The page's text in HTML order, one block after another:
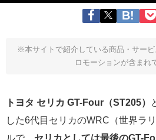
※本サイトで紹介している商品・サー
ロモーションが含まれ
トヨタ セリカ GT-Four（ST205）
した6代目セリカのWRC（世界ラ
ルで、 セリカとしては最後のGT-